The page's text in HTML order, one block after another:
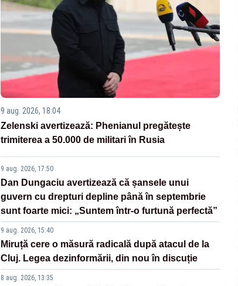
9 aug. 2026, 18:04
Zelenski avertizează: Phenianul pregătește
trimiterea a 50.000 de militari în Rusia
9 aug. 2026, 17:50
Dan Dungaciu avertizează că șansele unui
guvern cu drepturi depline până în septembrie
sunt foarte mici: „Suntem într-o furtună perfectă”
9 aug. 2026, 15:40
Miruță cere o măsură radicală după atacul de la
Cluj. Legea dezinformării, din nou în discuție
8 aug. 2026, 13:35